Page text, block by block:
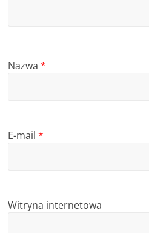
Nazwa*
E-mail*
Witryna internetowa